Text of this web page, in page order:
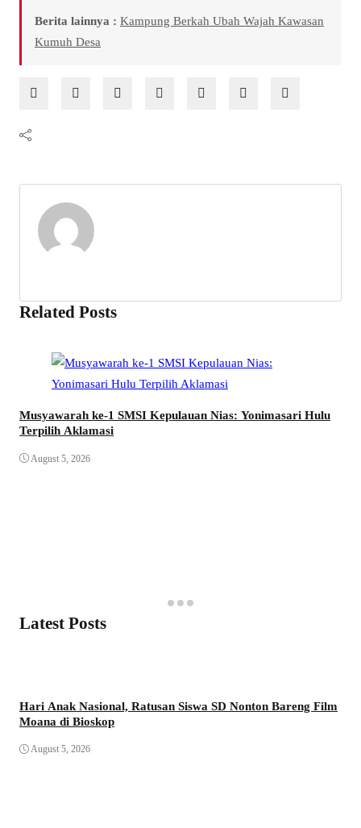
Berita lainnya : Kampung Berkah Ubah Wajah Kawasan
Kumuh Desa
Related Posts
Musyawarah ke-1 SMSI Kepulauan Nias: Yonimasari Hulu
Terpilih Aklamasi
August 5, 2026
Latest Posts
Hari Anak Nasional, Ratusan Siswa SD Nonton Bareng Film
Moana di Bioskop
August 5, 2026